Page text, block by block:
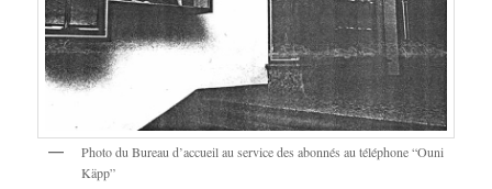
Photo du Bureau d’accueil au service des abonnés au téléphone “Ouni
Käpp”